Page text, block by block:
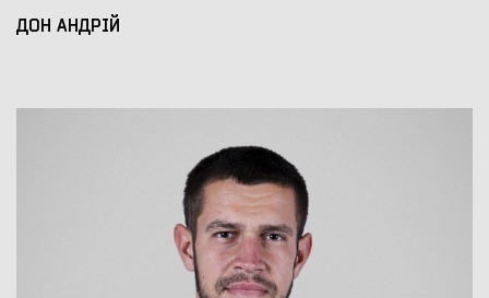
ДОН АНДРІЙ